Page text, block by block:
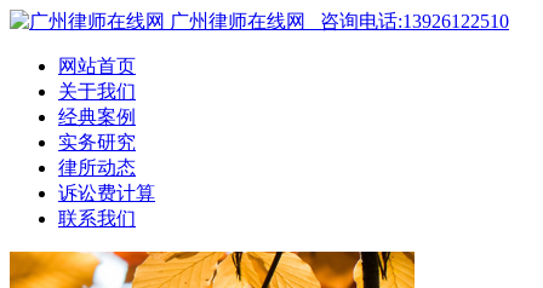
广州律师在线网 咨询电话:13926122510
网站首页
关于我们
经典案例
实务研究
律所动态
诉讼费计算
联系我们